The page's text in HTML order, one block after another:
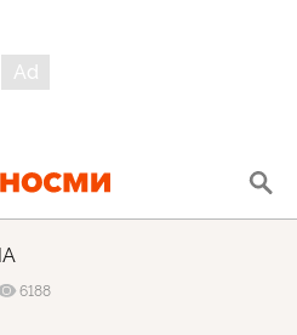
6188